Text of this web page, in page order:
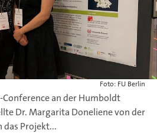
Foto: FU Berlin
Conference an der Humboldt
Dr. Margarita Doneliene von der
das Projekt...